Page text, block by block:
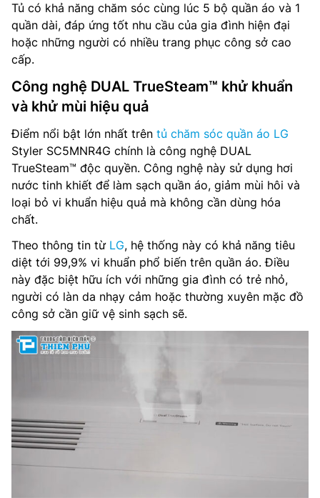
Tủ có khả năng chăm sóc cùng lúc 5 bộ quần áo và 1
quần dài, đáp ứng tốt nhu cầu của gia đình hiện đại
hoặc những người có nhiều trang phục công sở cao
cấp.
Công nghệ DUAL TrueSteam™ khử khuẩn
và khử mùi hiệu quả
Điểm nổi bật lớn nhất trên tủ chăm sóc quần áo LG
Styler SC5MNR4G chính là công nghệ DUAL
TrueSteam™ độc quyền. Công nghệ này sử dụng hơi
nước tinh khiết để làm sạch quần áo, giảm mùi hôi và
loại bỏ vi khuẩn hiệu quả mà không cần dùng hóa
chất.
Theo thông tin từ LG, hệ thống này có khả năng tiêu
diệt tới 99,9% vi khuẩn phổ biến trên quần áo. Điều
này đặc biệt hữu ích với những gia đình có trẻ nhỏ,
người có làn da nhạy cảm hoặc thường xuyên mặc đồ
công sở cần giữ vệ sinh sạch sẽ.